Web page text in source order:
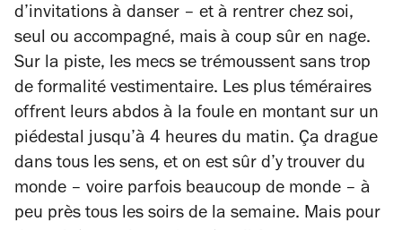
d’invitations à danser – et à rentrer chez soi,
seul ou accompagné, mais à coup sûr en nage.
Sur la piste, les mecs se trémoussent sans trop
de formalité vestimentaire. Les plus téméraires
offrent leurs abdos à la foule en montant sur un
piédestal jusqu’à 4 heures du matin. Ça drague
dans tous les sens, et on est sûr d’y trouver du
monde – voire parfois beaucoup de monde – à
peu près tous les soirs de la semaine. Mais pour